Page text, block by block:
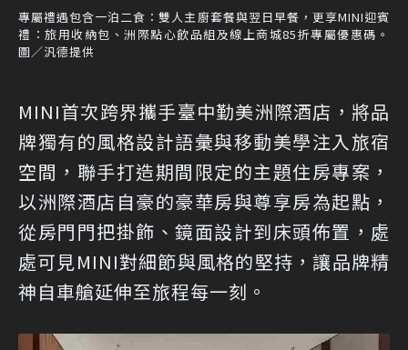
專屬禮遇包含一泊二食：雙人主廚套餐與翌日早餐，更享MINI迎賓
禮：旅用收納包、洲際點心飲品組及線上商城85折專屬優惠碼。
圖／汎德提供
MINI首次跨界攜手臺中勤美洲際酒店，將品
牌獨有的風格設計語彙與移動美學注入旅宿
空間，聯手打造期間限定的主題住房專案，
以洲際酒店自豪的豪華房與尊享房為起點，
從房門門把掛飾、鏡面設計到床頭佈置，處
處可見MINI對細節與風格的堅持，讓品牌精
神自車艙延伸至旅程每一刻。